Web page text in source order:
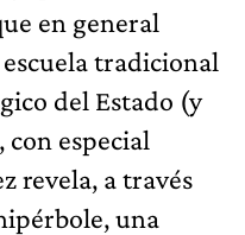
en general
tradicional
del Estado (y
especial
revela, a través
una